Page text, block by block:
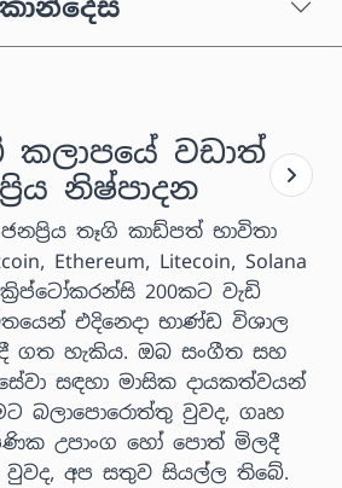
කලාපයේ වඩාත්
නිෂ්පාදන
තෑගි කාඩ්පත් භාවිතා
Ethereum, Litecoin, Solana
200කට වැඩි
එදිනෙදා භාණ්ඩ විශාල
ගත හැකිය. ඔබ සංගීත සහ
සඳහා මාසික දායකත්වයන්
බලාපොරොත්තු වුවද, ගෘහ
උපාංග හෝ පොත් මිලදී
වුවද, අප සතුව සියල්ල තිබේ.